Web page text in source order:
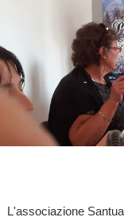
L'associazione